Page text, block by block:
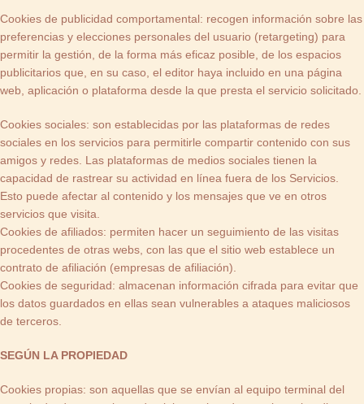
Cookies de publicidad comportamental: recogen información sobre las
preferencias y elecciones personales del usuario (retargeting) para
permitir la gestión, de la forma más eficaz posible, de los espacios
publicitarios que, en su caso, el editor haya incluido en una página
web, aplicación o plataforma desde la que presta el servicio solicitado.
Cookies sociales: son establecidas por las plataformas de redes
sociales en los servicios para permitirle compartir contenido con sus
amigos y redes. Las plataformas de medios sociales tienen la
capacidad de rastrear su actividad en línea fuera de los Servicios.
Esto puede afectar al contenido y los mensajes que ve en otros
servicios que visita.
Cookies de afiliados: permiten hacer un seguimiento de las visitas
procedentes de otras webs, con las que el sitio web establece un
contrato de afiliación (empresas de afiliación).
Cookies de seguridad: almacenan información cifrada para evitar que
los datos guardados en ellas sean vulnerables a ataques maliciosos
de terceros.
SEGÚN LA PROPIEDAD
Cookies propias: son aquellas que se envían al equipo terminal del